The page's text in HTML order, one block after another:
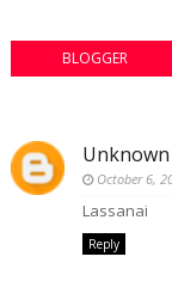
BLOGGER
Unknown
October 6,
Lassanai
Reply